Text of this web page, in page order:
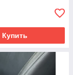
Купить